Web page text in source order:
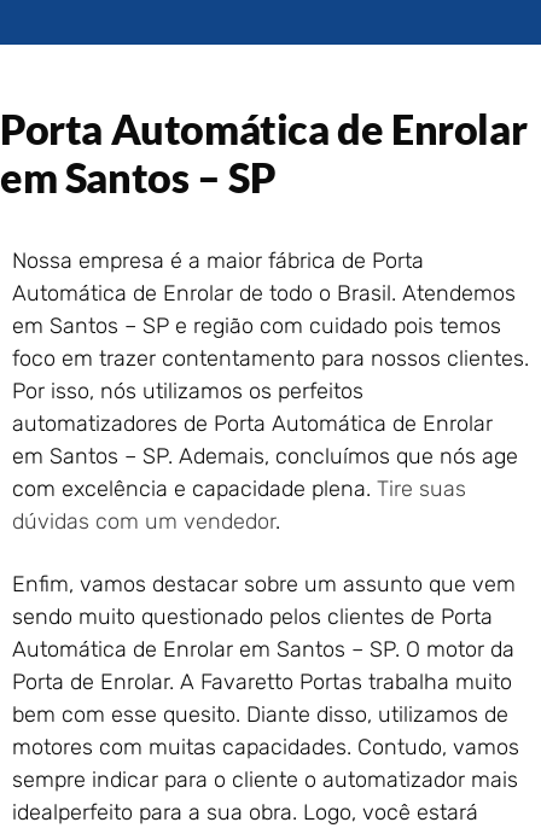
Enrolar em Queimados – RJ
Enrolar em Nova Iguaçu – RJ
Portão de Garagem de
Enrolar em Nova Friburgo –
RJ
Porta Automática de Enrolar
em Santos – SP
Nossa empresa é a maior fábrica de Porta
Automática de Enrolar de todo o Brasil. Atendemos
em Santos – SP e região com cuidado pois temos
foco em trazer contentamento para nossos clientes.
Por isso, nós utilizamos os perfeitos
automatizadores de Porta Automática de Enrolar
em Santos – SP. Ademais, concluímos que nós age
com excelência e capacidade plena. Tire suas
dúvidas com um vendedor.
Enfim, vamos destacar sobre um assunto que vem
sendo muito questionado pelos clientes de Porta
Automática de Enrolar em Santos – SP. O motor da
Porta de Enrolar. A Favaretto Portas trabalha muito
bem com esse quesito. Diante disso, utilizamos de
motores com muitas capacidades. Contudo, vamos
sempre indicar para o cliente o automatizador mais
idealperfeito para a sua obra. Logo, você estará